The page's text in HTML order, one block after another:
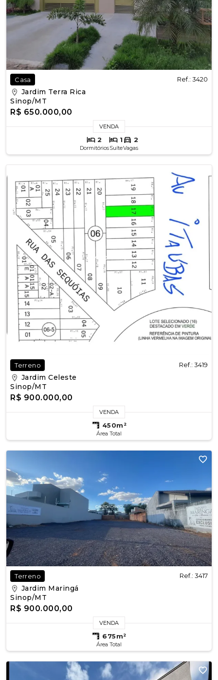
Casa Ref.: 3420
Jardim Terra Rica
Sinop/MT
R$ 650.000,00
VENDA
2
Dormitórios
1
Suíte
2
Vagas
Terreno Ref.: 3419
Jardim Celeste
Sinop/MT
R$ 900.000,00
VENDA
450m²
Área Total
Terreno Ref.: 3417
Jardim Maringá
Sinop/MT
R$ 900.000,00
VENDA
675m²
Área Total